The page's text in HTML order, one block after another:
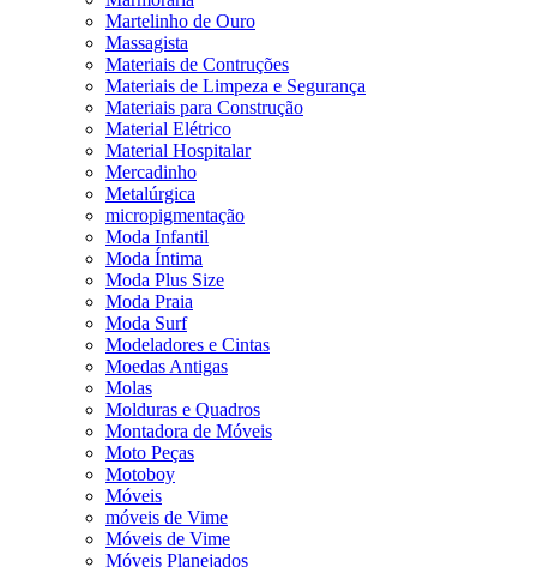
Martelinho de Ouro
Massagista
Materiais de Contruções
Materiais de Limpeza e Segurança
Materiais para Construção
Material Elétrico
Material Hospitalar
Mercadinho
Metalúrgica
micropigmentação
Moda Infantil
Moda Íntima
Moda Plus Size
Moda Praia
Moda Surf
Modeladores e Cintas
Moedas Antigas
Molas
Molduras e Quadros
Montadora de Móveis
Moto Peças
Motoboy
Móveis
móveis de Vime
Móveis de Vime
Móveis Planejados